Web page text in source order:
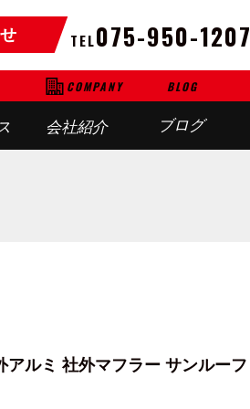
TEL075-950-1207
COMPANY
会社紹介
BLOG
ブログ
アルミ 社外マフラー サンルーフ